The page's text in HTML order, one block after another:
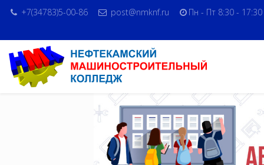
+7(34783)5-00-86 post@nmknf.ru Пн - Пт 8:30 - 17:30